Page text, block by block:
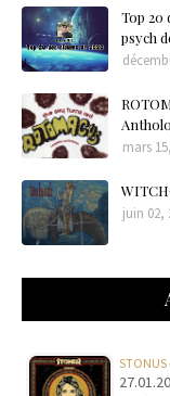
Top
psych
mars
juin 02,
STONUS